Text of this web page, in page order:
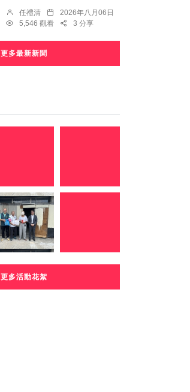
任禮清
2026年八月06日
5,546 觀看
3 分享
更多最新新聞
更多活動花絮